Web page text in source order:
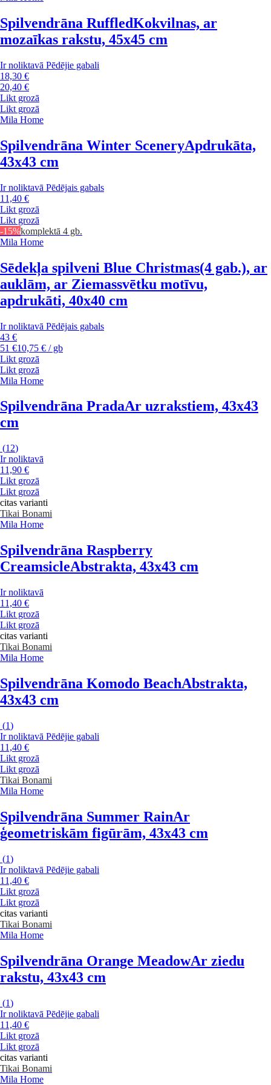
Spilvendrāna RuffledKokvilnas, ar
mozaīkas rakstu, 45x45 cm
Ir noliktavā Pēdējie gabali
18,30 €
20,40 €
Likt grozā
Likt grozā
Mila Home
Spilvendrāna Winter SceneryApdrukāta,
43x43 cm
Ir noliktavā Pēdējais gabals
11,40 €
Likt grozā
Likt grozā
-15%komplektā 4 gb.
Mila Home
Sēdekļa spilveni Blue Christmas(4 gab.), ar
auklām, ar Ziemassvētku motīvu,
apdrukāti, 40x40 cm
Ir noliktavā Pēdējais gabals
43 €
51 €10,75 € / gb
Likt grozā
Likt grozā
Mila Home
Spilvendrāna PradaAr uzrakstiem, 43x43
cm
(12)
Ir noliktavā
11,90 €
Likt grozā
Likt grozā
citas varianti
Tikai Bonami
Mila Home
Spilvendrāna Raspberry
CreamsicleAbstrakta, 43x43 cm
Ir noliktavā
11,40 €
Likt grozā
Likt grozā
citas varianti
Tikai Bonami
Mila Home
Spilvendrāna Komodo BeachAbstrakta,
43x43 cm
(1)
Ir noliktavā Pēdējie gabali
11,40 €
Likt grozā
Likt grozā
Tikai Bonami
Mila Home
Spilvendrāna Summer RainAr
ģeometriskām figūrām, 43x43 cm
(1)
Ir noliktavā Pēdējie gabali
11,40 €
Likt grozā
Likt grozā
citas varianti
Tikai Bonami
Mila Home
Spilvendrāna Orange MeadowAr ziedu
rakstu, 43x43 cm
(1)
Ir noliktavā Pēdējie gabali
11,40 €
Likt grozā
Likt grozā
citas varianti
Tikai Bonami
Mila Home